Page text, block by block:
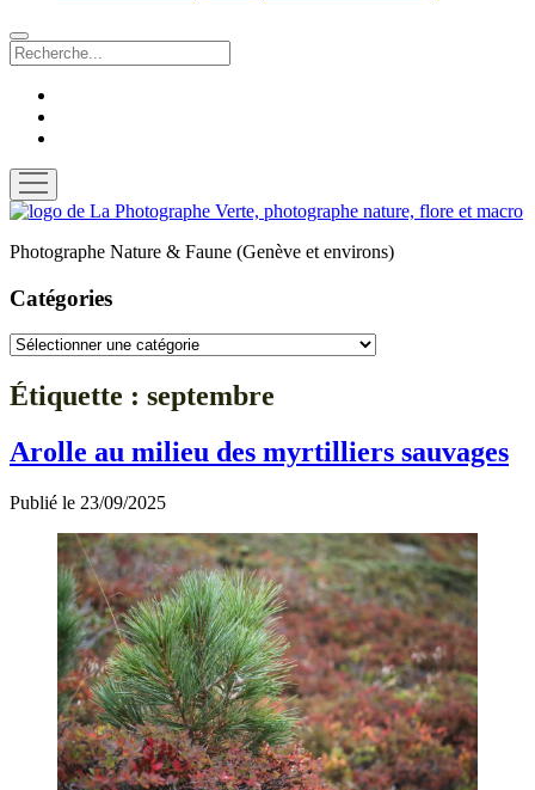
Recherche
ouvrir
menu
La
Verte
Photographe Nature & Faune (Genève et environs)
Catégories
Catégories
Étiquette : septembre
Arolle au milieu des myrtilliers sauvages
Publié le 23/09/2025